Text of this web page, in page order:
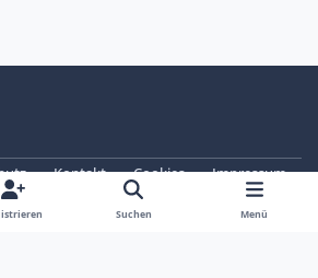
Kontakt Cookies
Impressum
e. V.
Powered by Invision Community
Suchen Menü